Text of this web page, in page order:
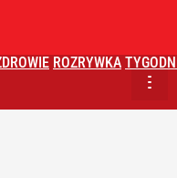
ROZRYWKA